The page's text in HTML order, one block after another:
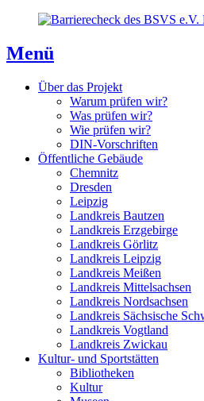
Inhaltsverzeichnis
Kontaktseite
Inhalt
Menü
Über das Projekt
Warum prüfen wir?
Was prüfen wir?
Wie prüfen wir?
DIN-Vorschriften
Öffentliche Gebäude
Chemnitz
Dresden
Leipzig
Landkreis Bautzen
Landkreis Erzgebirge
Landkreis Görlitz
Landkreis Leipzig
Landkreis Meißen
Landkreis Mittelsachsen
Landkreis Nordsachsen
Landkreis Sächsische
Landkreis Vogtland
Landkreis Zwickau
Kultur- und Sportstätten
Bibliotheken
Kultur